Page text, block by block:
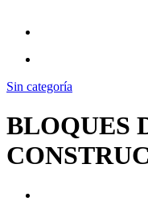
Sin categoría
BLOQUES